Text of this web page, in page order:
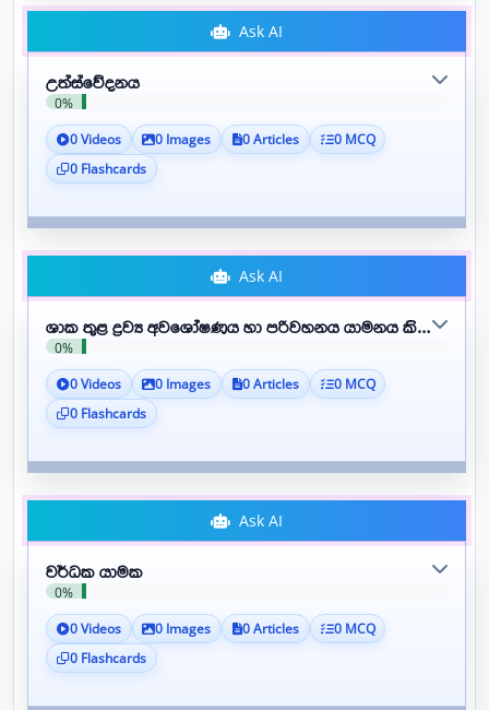
Ask AI
උත්ස්වේදනය
0%
0 Videos 0 Images 0 Articles
0 MCQ
0 Flashcards
Ask AI
ශාක තුළ ද්‍රව්‍ය අවශෝෂණය හා පරිවහනය යාමනය කිරීම
0%
0 Videos 0 Images 0 Articles
0 MCQ
0 Flashcards
Ask AI
වර්ධක යාමක
0%
0 Videos 0 Images 0 Articles
0 MCQ
0 Flashcards